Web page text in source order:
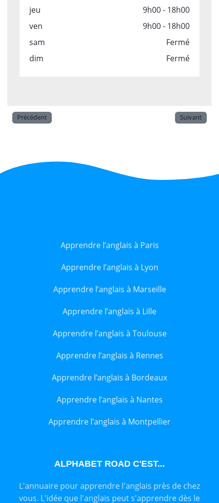
jeu
9h00 - 18h00
ven
9h00 - 18h00
sam
Fermé
dim
Fermé
Précédent Suivant
Apprendre l’anglais à Paris
Apprendre l’anglais à Lyon
Apprendre l’anglais à Marseille
Apprendre l’anglais à Lille
Apprendre l’anglais à Toulouse
Apprendre l’anglais à Rennes
Apprendre l’anglais à Bordeaux
Apprendre l’anglais à Nantes
Apprendre l’anglais à Montpellier
ALPHABET ROAD C'EST...
L'annuaire pour apprendre l'anglais près de chez
vous. L'idée que l'anglais peut s'apprendre dès le